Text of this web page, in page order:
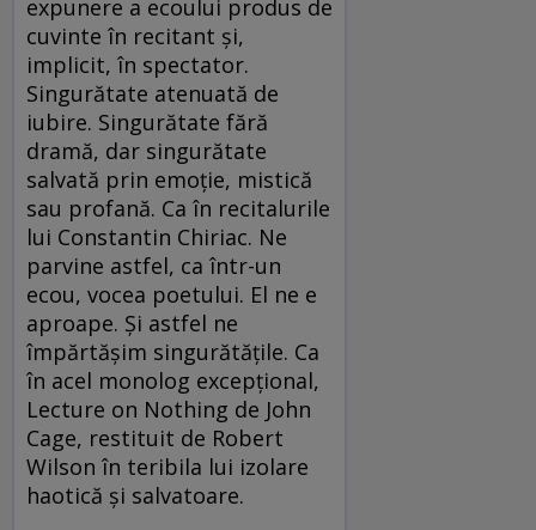
expunere a ecoului produs de
cuvinte în recitant şi,
implicit, în spectator.
Singurătate atenuată de
iubire. Singurătate fără
dramă, dar singurătate
salvată prin emoţie, mistică
sau profană. Ca în recitalurile
lui Constantin Chiriac. Ne
parvine astfel, ca într-un
ecou, vocea poetului. El ne e
aproape. Şi astfel ne
împărtăşim singurătăţile. Ca
în acel monolog excepţional,
Lecture on Nothing de John
Cage, restituit de Robert
Wilson în teribila lui izolare
haotică şi salvatoare.